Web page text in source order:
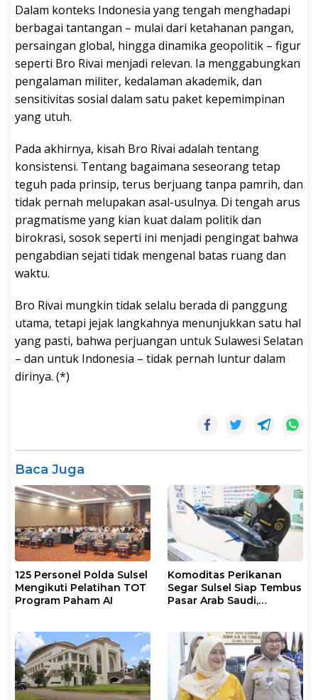
Dalam konteks Indonesia yang tengah menghadapi
berbagai tantangan – mulai dari ketahanan pangan,
persaingan global, hingga dinamika geopolitik – figur
seperti Bro Rivai menjadi relevan. Ia menggabungkan
pengalaman militer, kedalaman akademik, dan
sensitivitas sosial dalam satu paket kepemimpinan
yang utuh.
Pada akhirnya, kisah Bro Rivai adalah tentang
konsistensi. Tentang bagaimana seseorang tetap
teguh pada prinsip, terus berjuang tanpa pamrih, dan
tidak pernah melupakan asal-usulnya. Di tengah arus
pragmatisme yang kian kuat dalam politik dan
birokrasi, sosok seperti ini menjadi pengingat bahwa
pengabdian sejati tidak mengenal batas ruang dan
waktu.
Bro Rivai mungkin tidak selalu berada di panggung
utama, tetapi jejak langkahnya menunjukkan satu hal
yang pasti, bahwa perjuangan untuk Sulawesi Selatan
– dan untuk Indonesia – tidak pernah luntur dalam
dirinya. (*)
Baca Juga
125 Personel Polda Sulsel
Mengikuti Pelatihan TOT
Program Paham AI
Komoditas Perikanan
Segar Sulsel Siap Tembus
Pasar Arab Saudi,